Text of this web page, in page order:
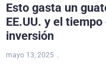
Esto gasta un
EE.UU. y el
inversión
mayo 13, 2025